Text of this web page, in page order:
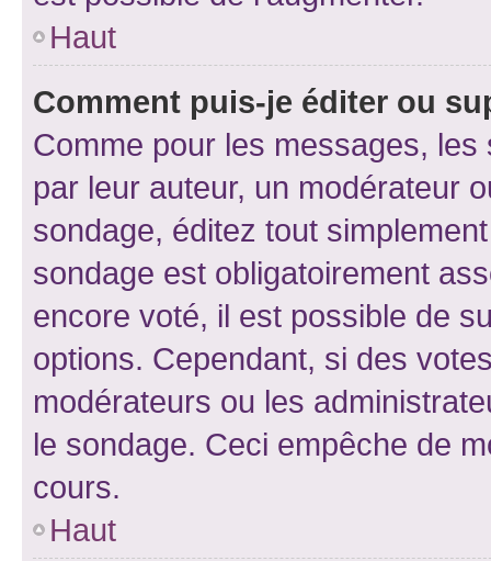
Haut
Comment puis-je éditer ou
Comme pour les messages,
par leur auteur, un modérateur
sondage, éditez tout
sondage est obligatoirement
encore voté, il est possible de
options. Cependant, si des
modérateurs ou les
le sondage. Ceci empêche de
cours.
Haut